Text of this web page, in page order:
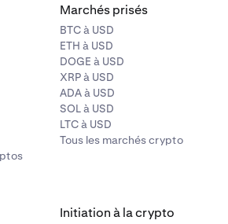
Marchés prisés
BTC à USD
ETH à USD
DOGE à USD
XRP à USD
ADA à USD
SOL à USD
LTC à USD
Tous les marchés crypto
Initiation à la crypto